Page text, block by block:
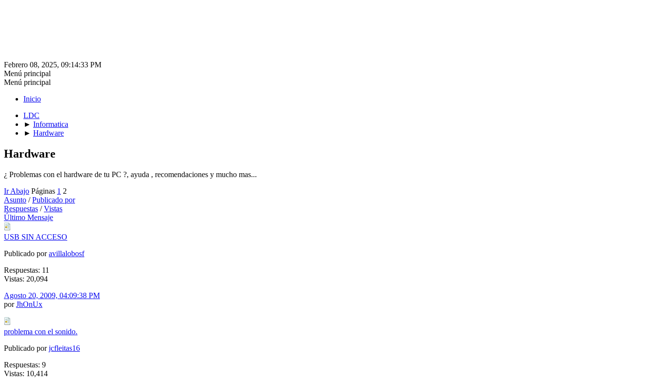
Febrero 08, 2025, 09:14:33 PM
Menú principal
Menú principal
Inicio
LDC
► Informatica
► Hardware
Hardware
¿ Problemas con el hardware de tu PC ?, ayuda , recomendaciones y mucho mas...
Ir Abajo Páginas 1 2
Asunto /Publicado por
Respuestas /Vistas
Último Mensaje
USB SIN ACCESO
Publicado poravillalobosf
Respuestas: 11
Vistas: 20,094
Agosto 20, 2009, 04:09:38 PM
porJhOnUx
problema con el sonido.
Publicado porjcfleitas16
Respuestas: 9
Vistas: 10,414